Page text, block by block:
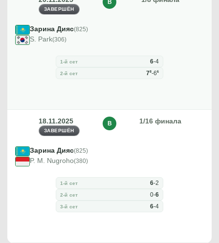
ЗАВЕРШЁН
В
Зарина Дияс(825)
S. Park(306)
1-й сет 6-4
2-й сет 78-66
18.11.2025
ЗАВЕРШЁН
1/16 финала
В
Зарина Дияс(825)
P. M. Nugroho(380)
1-й сет 6-2
2-й сет 0-6
3-й сет 6-4